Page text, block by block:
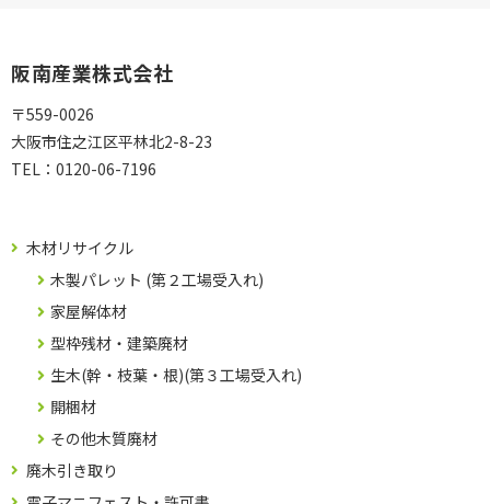
阪南産業株式会社
〒559-0026
大阪市住之江区平林北2-8-23
TEL： 0120-06-7196
木材リサイクル
木製パレット (第２工場受入れ)
家屋解体材
型枠残材・建築廃材
生木(幹・枝葉・根)(第３工場受入れ)
開梱材
その他木質廃材
廃木引き取り